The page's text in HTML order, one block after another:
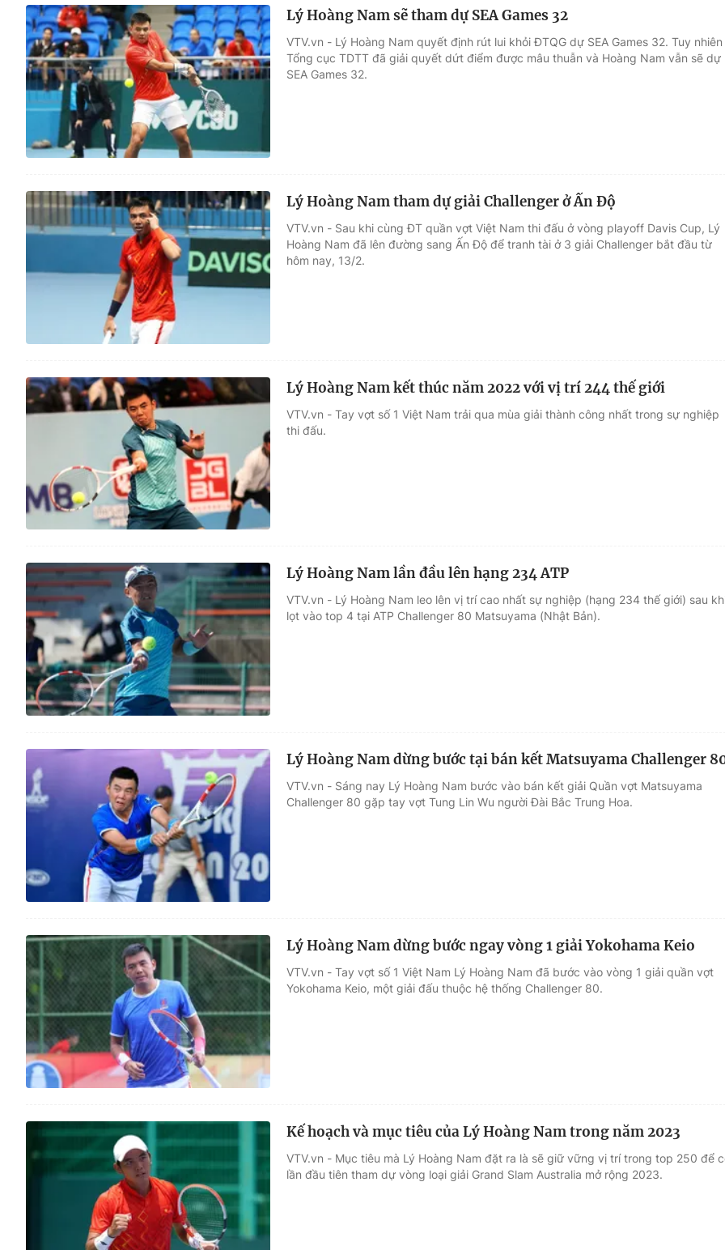
Lý Hoàng Nam sẽ tham dự SEA Games 32
VTV.vn - Lý Hoàng Nam quyết định rút lui khỏi ĐTQG dự SEA Games 32. Tuy nhiên
Tổng cục TDTT đã giải quyết dứt điểm được mâu thuẫn và Hoàng Nam vẫn sẽ dự
SEA Games 32.
Lý Hoàng Nam tham dự giải Challenger ở Ấn Độ
VTV.vn - Sau khi cùng ĐT quần vợt Việt Nam thi đấu ở vòng playoff Davis Cup, Lý
Hoàng Nam đã lên đường sang Ấn Độ để tranh tài ở 3 giải Challenger bắt đầu từ
hôm nay, 13/2.
Lý Hoàng Nam kết thúc năm 2022 với vị trí 244 thế giới
VTV.vn - Tay vợt số 1 Việt Nam trải qua mùa giải thành công nhất trong sự nghiệp
thi đấu.
Lý Hoàng Nam lần đầu lên hạng 234 ATP
VTV.vn - Lý Hoàng Nam leo lên vị trí cao nhất sự nghiệp (hạng 234 thế giới) sau
lọt vào top 4 tại ATP Challenger 80 Matsuyama (Nhật Bản).
Lý Hoàng Nam dừng bước tại bán kết Matsuyama Challenger
VTV.vn - Sáng nay Lý Hoàng Nam bước vào bán kết giải Quần vợt Matsuyama
Challenger 80 gặp tay vợt Tung Lin Wu người Đài Bắc Trung Hoa.
Lý Hoàng Nam dừng bước ngay vòng 1 giải Yokohama Keio
VTV.vn - Tay vợt số 1 Việt Nam Lý Hoàng Nam đã bước vào vòng 1 giải quần vợt
Yokohama Keio, một giải đấu thuộc hệ thống Challenger 80.
Kế hoạch và mục tiêu của Lý Hoàng Nam trong năm 2023
VTV.vn - Mục tiêu mà Lý Hoàng Nam đặt ra là sẽ giữ vững vị trí trong top 250 để
lần đầu tiên tham dự vòng loại giải Grand Slam Australia mở rộng 2023.